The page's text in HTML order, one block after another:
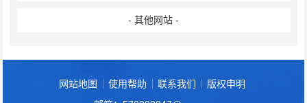
- 其他网站 -
网站地图 使用帮助 联系我们
版权申明